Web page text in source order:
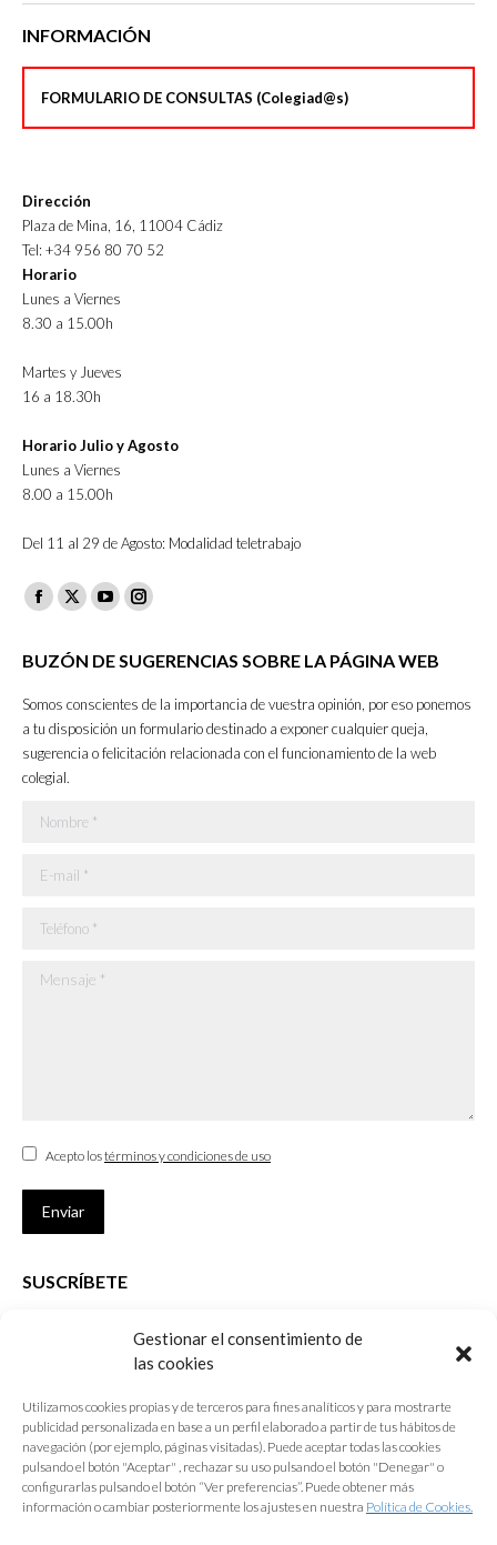
Gestionar el consentimiento de
las cookies
Utilizamos cookies propias y de terceros para fines analíticos y para mostrarte
publicidad personalizada en base a un perfil elaborado a partir de tus hábitos de
navegación (por ejemplo, páginas visitadas). Puede aceptar todas las cookies
pulsando el botón "Aceptar" , rechazar su uso pulsando el botón "Denegar" o
configurarlas pulsando el botón “Ver preferencias”. Puede obtener más
información o cambiar posteriormente los ajustes en nuestra Política de Cookies.
INFORMACIÓN
FORMULARIO DE CONSULTAS (Colegiad@s)
Dirección
Plaza de Mina, 16, 11004 Cádiz
Tel: +34 956 80 70 52
Horario
Lunes a Viernes
8.30 a 15.00h
Martes y Jueves
16 a 18.30h
Horario Julio y Agosto
Lunes a Viernes
8.00 a 15.00h
Del 11 al 29 de Agosto: Modalidad teletrabajo
Facebook
opens
new
window
X
opens
new
window
YouTube
opens
new
window
Instagram
opens
in
new
window
BUZÓN DE SUGERENCIAS SOBRE LA PÁGINA WEB
Somos conscientes de la importancia de vuestra opinión, por eso ponemos
a tu disposición un formulario destinado a exponer cualquier queja,
sugerencia o felicitación relacionada con el funcionamiento de la web
colegial.
Nombre *
E-mail *
Teléfono *
Mensaje *
Acepto lostérminos y condiciones de uso
Enviar
SUSCRÍBETE
que desarrolla el Colegio de Arquitectos de Cádiz
E-mail *
Acepto lostérminos y condiciones de uso